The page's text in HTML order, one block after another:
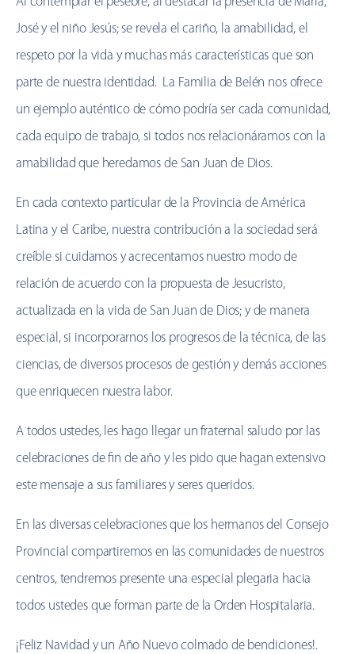
José y el niño Jesús; se revela el cariño, la amabilidad, el
respeto por la vida y muchas más características que son
parte de nuestra identidad. La Familia de Belén nos ofrece
un ejemplo auténtico de cómo podría ser cada comunidad,
cada equipo de trabajo, si todos nos relacionáramos con la
amabilidad que heredamos de San Juan de Dios.
En cada contexto particular de la Provincia de América
Latina y el Caribe, nuestra contribución a la sociedad será
creíble si cuidamos y acrecentamos nuestro modo de
relación de acuerdo con la propuesta de Jesucristo,
actualizada en la vida de San Juan de Dios; y de manera
especial, si incorporarnos los progresos de la técnica, de las
ciencias, de diversos procesos de gestión y demás acciones
que enriquecen nuestra labor.
A todos ustedes, les hago llegar un fraternal saludo por las
celebraciones de fin de año y les pido que hagan extensivo
este mensaje a sus familiares y seres queridos.
En las diversas celebraciones que los hermanos del Consejo
Provincial compartiremos en las comunidades de nuestros
centros, tendremos presente una especial plegaria hacia
todos ustedes que forman parte de la Orden Hospitalaria.
¡Feliz Navidad y un Año Nuevo colmado de bendiciones!.